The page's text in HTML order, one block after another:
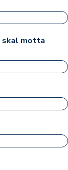
skal motta